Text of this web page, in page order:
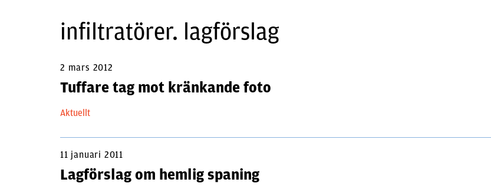
infiltratörer. lagförslag
2 mars 2012
Tuffare tag mot kränkande foto
Aktuellt
11 januari 2011
Lagförslag om hemlig spaning